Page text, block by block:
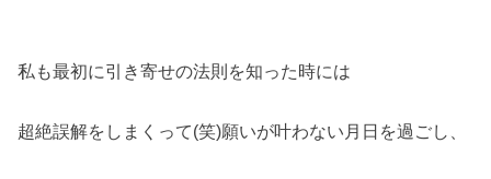
私も最初に引き寄せの法則を知った時には
超絶誤解をしまくって(笑)願いが叶わない月日を過ごし、